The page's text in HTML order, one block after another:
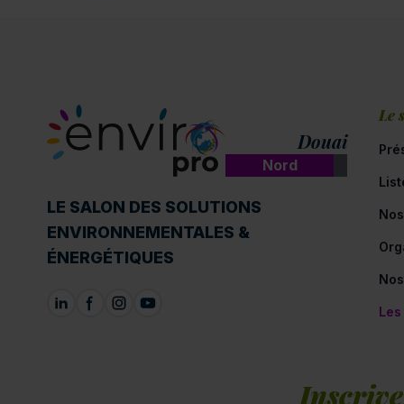
Douai
Nord
LE SALON DES SOLUTIONS
ENVIRONNEMENTALES &
ÉNERGÉTIQUES
Le